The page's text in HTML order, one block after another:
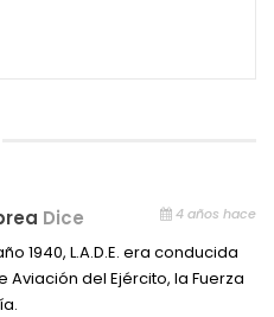
Dice 4 años hace
1940, L.A.D.E. era conducida
del Ejército, la Fuerza